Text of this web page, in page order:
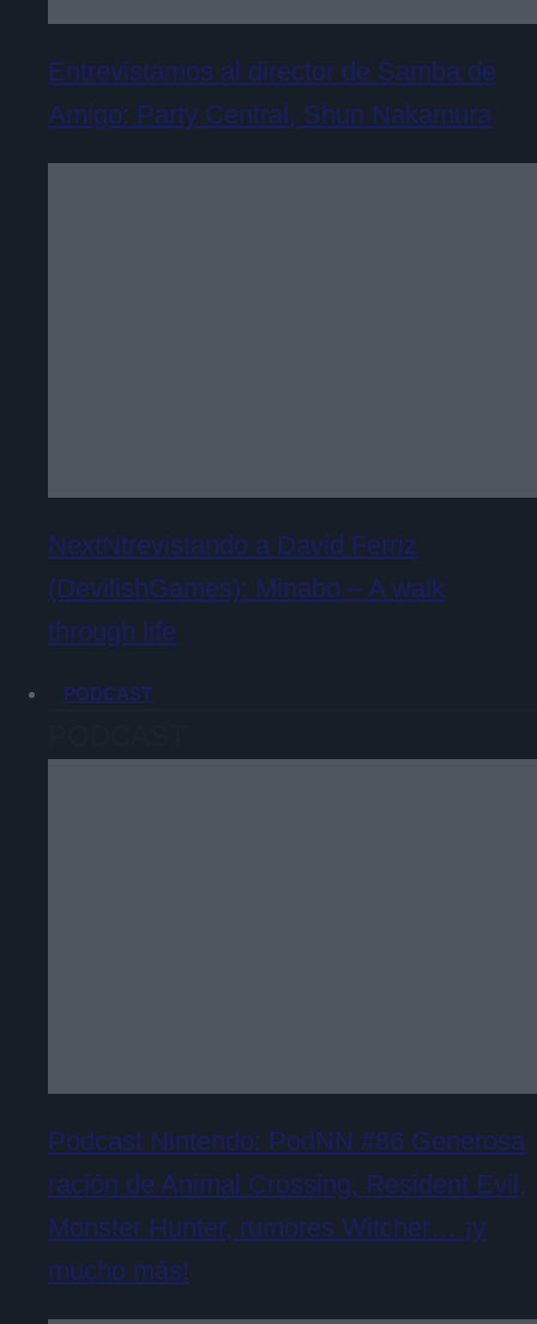
Entrevistamos al director de Samba de
Amigo: Party Central, Shun Nakamura
NextNtrevistando a David Ferriz
(DevilishGames): Minabo – A walk
through life
PODCAST
Podcast Nintendo: PodNN #86 Generosa
ración de Animal Crossing, Resident Evil,
Monster Hunter, rumores Witcher… ¡y
mucho más!